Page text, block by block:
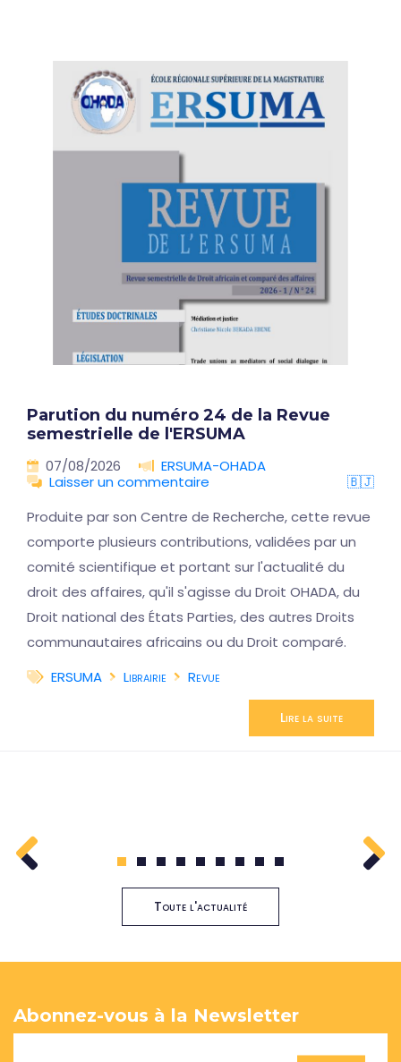
Parution du numéro 24 de la Revue
semestrielle de l'ERSUMA
07/08/2026
ERSUMA-OHADA
Laisser un commentaire
🇧🇯
Produite par son Centre de Recherche, cette revue
comporte plusieurs contributions, validées par un
comité scientifique et portant sur l'actualité du
droit des affaires, qu'il s'agisse du Droit OHADA, du
Droit national des États Parties, des autres Droits
communautaires africains ou du Droit comparé.
ERSUMA
Librairie Revue
Lire la suite
1 2 3 4 5 6 7 8 9
Toute l'actualité
Abonnez-vous à la Newsletter